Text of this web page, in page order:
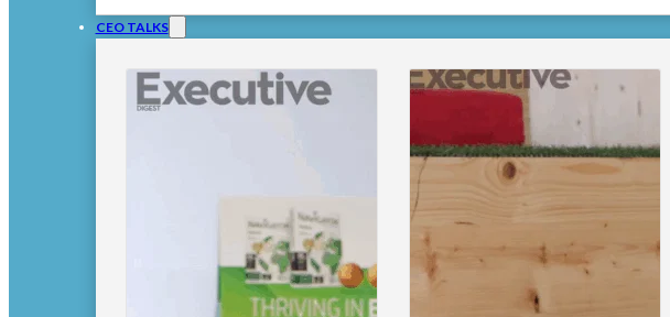
CEO TALKS